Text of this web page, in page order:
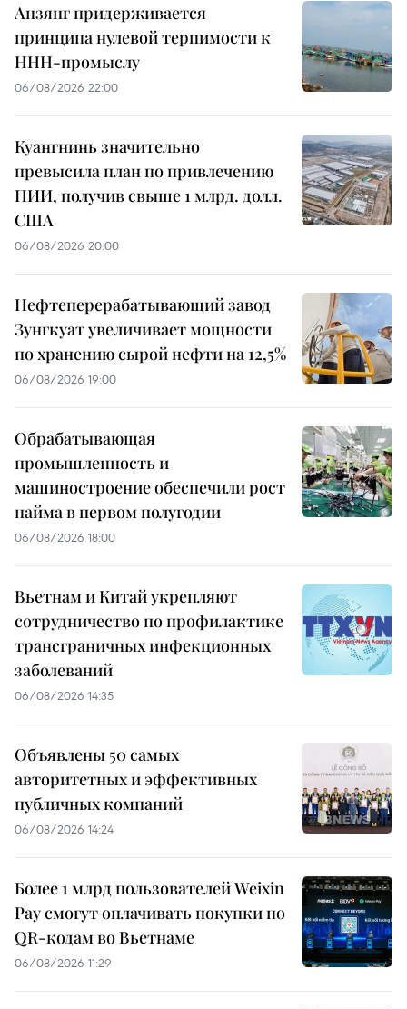
Анзянг придерживается
принципа нулевой терпимости к
ННН-промыслу
06/08/2026 22:00
Куангнинь значительно
превысила план по привлечению
ПИИ, получив свыше 1 млрд. долл.
США
06/08/2026 20:00
Нефтеперерабатывающий завод
Зунгкуат увеличивает мощности
по хранению сырой нефти на 12,5%
06/08/2026 19:00
Обрабатывающая
промышленность и
машиностроение обеспечили рост
найма в первом полугодии
06/08/2026 18:00
Вьетнам и Китай укрепляют
сотрудничество по профилактике
трансграничных инфекционных
заболеваний
06/08/2026 14:35
Объявлены 50 самых
авторитетных и эффективных
публичных компаний
06/08/2026 14:24
Более 1 млрд пользователей Weixin
Pay смогут оплачивать покупки по
QR-кодам во Вьетнаме
06/08/2026 11:29